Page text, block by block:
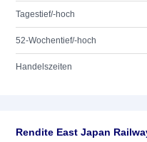
Tagestief/-hoch
52-Wochentief/-hoch
Handelszeiten
Rendite East Japan